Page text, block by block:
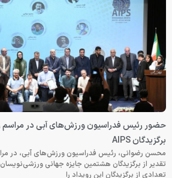
حضور رئیس فدراسیون ورزش‌های آبی در مراسم
برگزیدگان AIPS
محسن رضوانی، رئیس فدراسیون ورزش‌های آبی، در
تعدادی از برگزیدگان این رویداد را